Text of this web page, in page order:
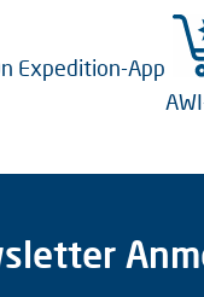
Expedition-App